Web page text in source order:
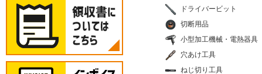
ドライバービット
切断用品
小型加工機械・電熱器具
穴あけ工具
ねじ切り工具